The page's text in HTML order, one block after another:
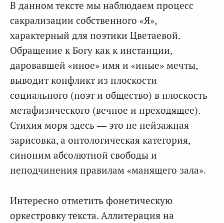
В данном тексте мы наблюдаем процесс
сакрализации собственного «Я»,
характерный для поэтики Цветаевой.
Обращение к Богу как к инстанции,
даровавшей «иное» имя и «иные» мечты,
выводит конфликт из плоскости
социального (поэт и общество) в плоскость
метафизического (вечное и преходящее).
Стихия моря здесь — это не пейзажная
зарисовка, а онтологическая категория,
синоним абсолютной свободы и
неподчинения правилам «манящего зала».
Интересно отметить фонетическую
оркестровку текста. Аллитерация на